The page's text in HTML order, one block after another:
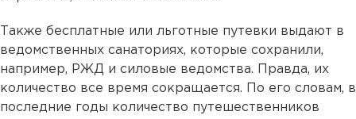
Также бесплатные или льготные путевки выдают в
ведомственных санаториях, которые сохранили,
например, РЖД и силовые ведомства. Правда, их
количество все время сокращается. По его словам, в
последние годы количество путешественников